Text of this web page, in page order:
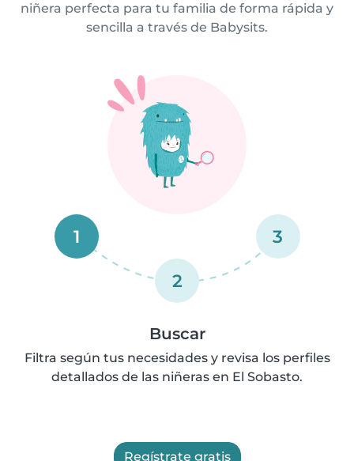
niñera perfecta para tu familia de forma rápida y
sencilla a través de Babysits.
1
2
3
Buscar
Filtra según tus necesidades y revisa los perfiles
detallados de las niñeras en El Sobasto.
Regístrate gratis